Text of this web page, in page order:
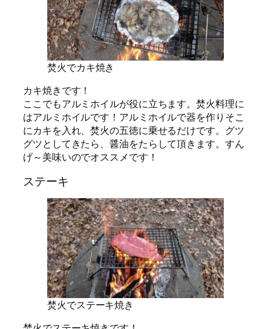
焚火でカキ焼き
カキ焼きです！
ここでもアルミホイルが役に立ちます。焚火料理に
はアルミホイルです！アルミホイルで器を作りそこ
にカキを入れ、焚火の五徳に乗せるだけです。グツ
グツとしてきたら、醤油をたらして頂きます。すん
げ～美味いのでオススメです！
ステーキ
焚火でステーキ焼き